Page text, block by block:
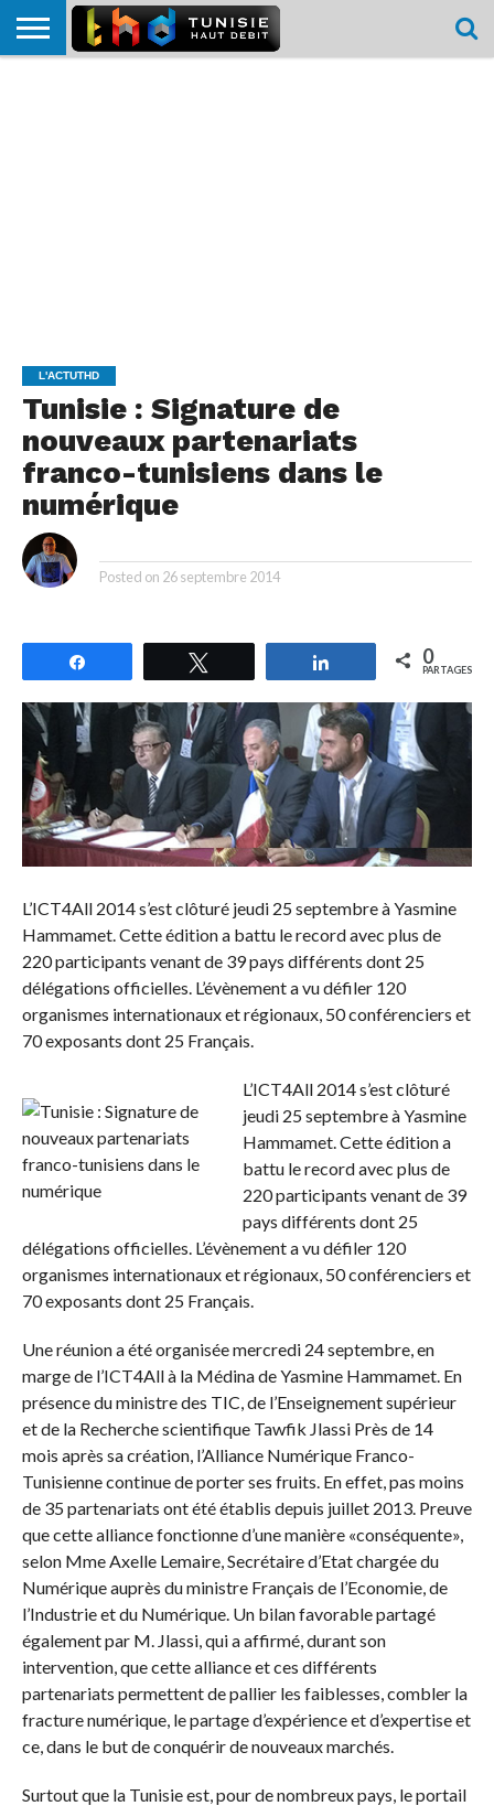
L'ACTUTHD
Tunisie : Signature de
nouveaux partenariats
franco-tunisiens dans le
numérique
Posted on 26 septembre 2014
Partagez 0
PARTAGES
L’ICT4All 2014 s’est clôturé jeudi 25 septembre à Yasmine
Hammamet. Cette édition a battu le record avec plus de
220 participants venant de 39 pays différents dont 25
délégations officielles. L’évènement a vu défiler 120
organismes internationaux et régionaux, 50 conférenciers et
70 exposants dont 25 Français.
L’ICT4All 2014 s’est clôturé
jeudi 25 septembre à Yasmine
Hammamet. Cette édition a
battu le record avec plus de
220 participants venant de 39
pays différents dont 25
délégations officielles. L’évènement a vu défiler 120
organismes internationaux et régionaux, 50 conférenciers et
70 exposants dont 25 Français.
Une réunion a été organisée mercredi 24 septembre, en
marge de l’ICT4All à la Médina de Yasmine Hammamet. En
présence du ministre des TIC, de l’Enseignement supérieur
et de la Recherche scientifique Tawfik Jlassi Près de 14
mois après sa création, l’Alliance Numérique Franco-
Tunisienne continue de porter ses fruits. En effet, pas moins
de 35 partenariats ont été établis depuis juillet 2013. Preuve
que cette alliance fonctionne d’une manière «conséquente»,
selon Mme Axelle Lemaire, Secrétaire d’Etat chargée du
Numérique auprès du ministre Français de l’Economie, de
l’Industrie et du Numérique. Un bilan favorable partagé
également par M. Jlassi, qui a affirmé, durant son
intervention, que cette alliance et ces différents
partenariats permettent de pallier les faiblesses, combler la
fracture numérique, le partage d’expérience et d’expertise et
ce, dans le but de conquérir de nouveaux marchés.
Surtout que la Tunisie est, pour de nombreux pays, le portail